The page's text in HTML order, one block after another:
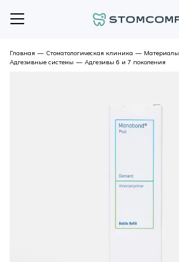
Главная — Стоматологическая клиника — Материалы
Адгезивные системы — Адгезивы 6 и 7 поколения